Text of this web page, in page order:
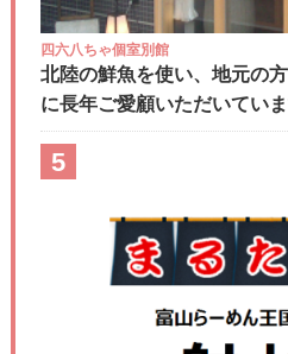
四六八ちゃ個室別館
北陸の鮮魚を使い、地元の
に長年ご愛顧いただいてい
5